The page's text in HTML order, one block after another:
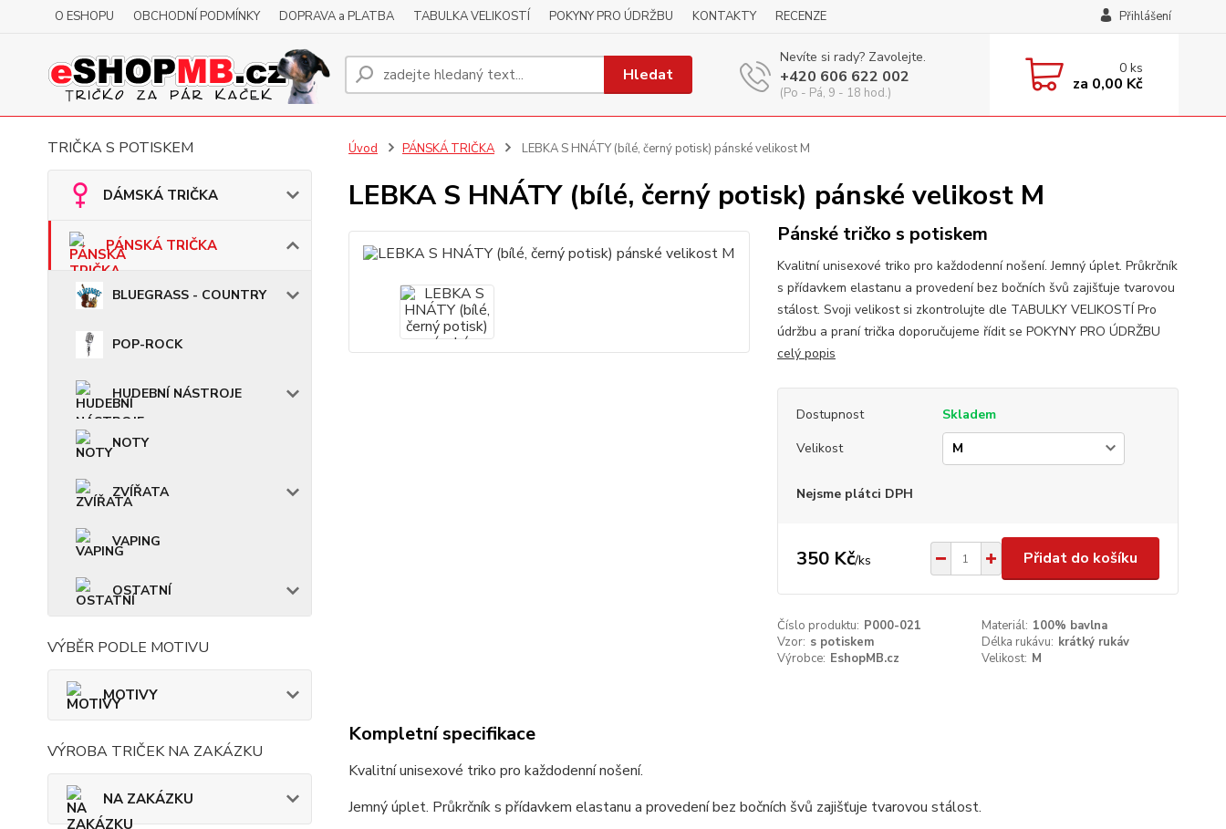
O ESHOPU OBCHODNÍ PODMÍNKY DOPRAVA a PLATBA TABULKA VELIKOSTÍ POKYNY PRO ÚDRŽBU KONTAKTY RECENZE Přihlášení
Hledat
Nevíte si rady? Zavolejte.
+420 606 622 002
(Po - Pá, 9 - 18 hod.)
0ks
za 0,00 Kč
TRIČKA S POTISKEM
DÁMSKÁ TRIČKA
PÁNSKÁ TRIČKA
BLUEGRASS - COUNTRY
POP-ROCK
HUDEBNÍ NÁSTROJE
NOTY
ZVÍŘATA
VAPING
OSTATNÍ
VÝBĚR PODLE MOTIVU
MOTIVY
VÝROBA TRIČEK NA ZAKÁZKU
NA ZAKÁZKU
Úvod PÁNSKÁ TRIČKA LEBKA S HNÁTY (bílé, černý potisk) pánské velikost M
LEBKA S HNÁTY (bílé, černý potisk) pánské velikost M
Pánské tričko s potiskem
Kvalitní unisexové triko pro každodenní nošení. Jemný úplet. Průkrčník
s přídavkem elastanu a provedení bez bočních švů zajišťuje tvarovou
stálost. Svoji velikost si zkontrolujte dle TABULKY VELIKOSTÍ Pro
údržbu a praní trička doporučujeme řídit se POKYNY PRO ÚDRŽBU
celý popis
Dostupnost
Skladem
Velikost
Nejsme plátci DPH
350 Kč/ks Přidat do košíku
Číslo produktu: P000-021 Materiál: 100% bavlna
Vzor: s potiskem Délka rukávu: krátký rukáv
Výrobce: EshopMB.cz Velikost: M
Kompletní specifikace
Kvalitní unisexové triko pro každodenní nošení.
Jemný úplet. Průkrčník s přídavkem elastanu a provedení bez bočních švů zajišťuje tvarovou stálost.